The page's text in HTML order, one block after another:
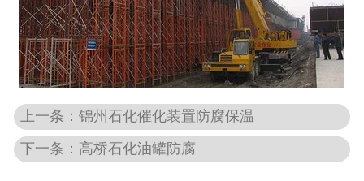
上一条：锦州石化催化装置防腐保温
下一条：高桥石化油罐防腐